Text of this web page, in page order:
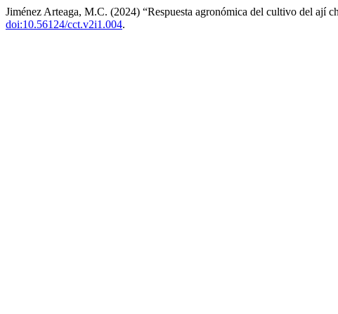
Jiménez Arteaga, M.C. (2024) “Respuesta agronómica del cultivo del
doi:10.56124/cct.v2i1.004.